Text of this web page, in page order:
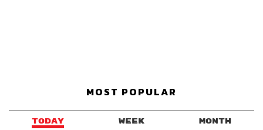
MOST POPULAR
TODAY WEEK MONTH